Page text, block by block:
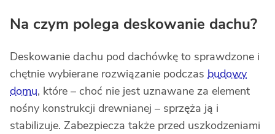
Na czym polega deskowanie dachu?
Deskowanie dachu pod dachówkę to sprawdzone i
chętnie wybierane rozwiązanie podczas budowy
domu, które – choć nie jest uznawane za element
nośny konstrukcji drewnianej – sprzęża ją i
stabilizuje. Zabezpiecza także przed uszkodzeniami